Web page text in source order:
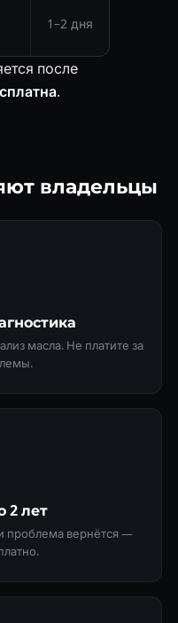
1–2 дня
после
.
владельцы
масла. Не платите за
2 лет
проблема вернётся —